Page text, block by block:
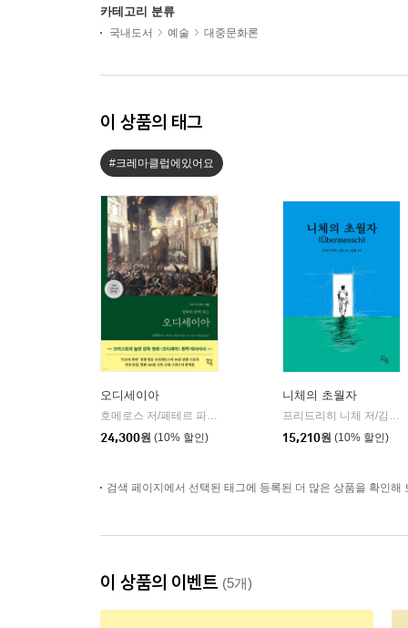
카테고리 분류
국내도서 예술 대중문화론
이 상품의 태그
#크레마클럽에있어요
오디세이아
호메로스 저/페테르 파울 루벤스 그림/박문재 역 |
현대지성
24,300원 (10% 할인)
니체의 초월자
프리드리히 니체 저/김철 편역
15,210원 (10% 할인)
검색 페이지에서 선택된 태그에 등록된 더 많은 상품을 확인해
이 상품의 이벤트 (5개)